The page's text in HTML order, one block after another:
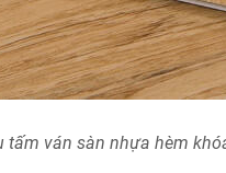
tấm ván sàn nhựa hèm